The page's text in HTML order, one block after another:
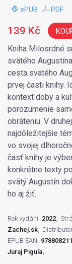
ePUB PDF
Kniha Milosrdné
svätého
cesta svätého
prvej časti knihy.
kontext doby a
porozumenie
obráteniu. V
najdôležitejšie
vo svojej
časť knihy je
konkrétne texty
svätý Augustín
ho aj žiť.
139 Kč
Rok vydání 2022
Zachej.sk
EPUB EAN
Juraj Pigula